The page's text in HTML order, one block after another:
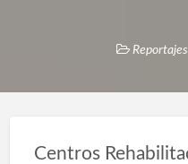
Reportajes
Centros